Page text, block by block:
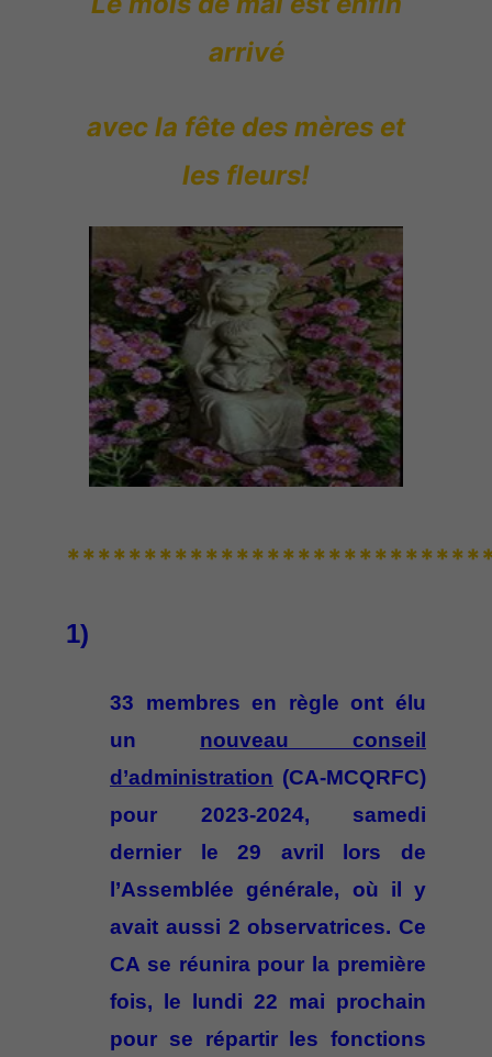
arrivé
avec la fête des mères et
les fleurs!
1)
33 membres en règle ont élu
un nouveau conseil
d’administration (CA-MCQRFC)
pour 2023-2024, samedi
dernier le 29 avril lors de
l’Assemblée générale, où il y
avait aussi 2 observatrices. Ce
CA se réunira pour la première
fois, le lundi 22 mai prochain
pour se répartir les fonctions